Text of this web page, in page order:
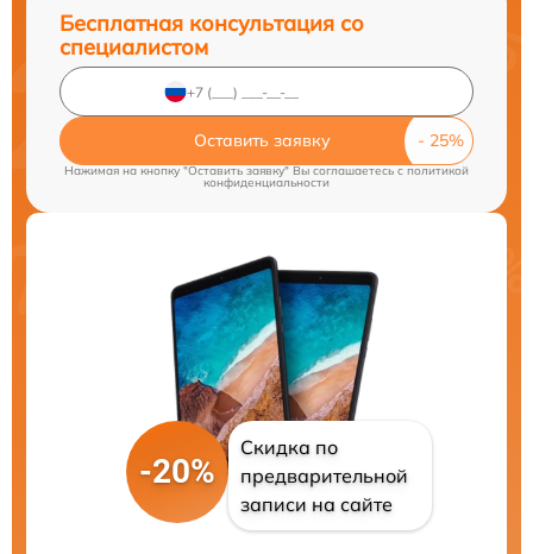
Бесплатная консультация со
специалистом
Оставить заявку
Нажимая на кнопку "Оставить заявку" Вы соглашаетесь cполитикой
конфиденциальности
-20%
Скидка по
предварительной
записи на сайте